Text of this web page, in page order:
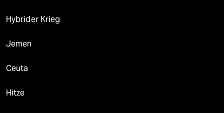
Hybrider Krieg
Jemen
Ceuta
Hitze